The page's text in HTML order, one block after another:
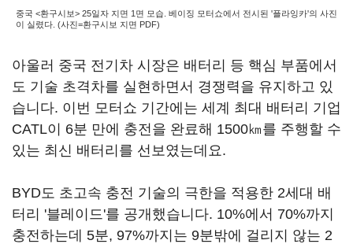
중국 <환구시보> 25일자 지면 1면 모습. 베이징 모터쇼에서 전시된 '플라잉카'의 사진
이 실렸다. (사진=환구시보 지면 PDF)
아울러 중국 전기차 시장은 배터리 등 핵심 부품에서
도 기술 초격차를 실현하면서 경쟁력을 유지하고 있
습니다. 이번 모터쇼 기간에는 세계 최대 배터리 기업
CATL이 6분 만에 충전을 완료해 1500㎞를 주행할 수
있는 최신 배터리를 선보였는데요.
BYD도 초고속 충전 기술의 극한을 적용한 2세대 배
터리 '블레이드'를 공개했습니다. 10%에서 70%까지
충전하는데 5분, 97%까지는 9분밖에 걸리지 않는 2